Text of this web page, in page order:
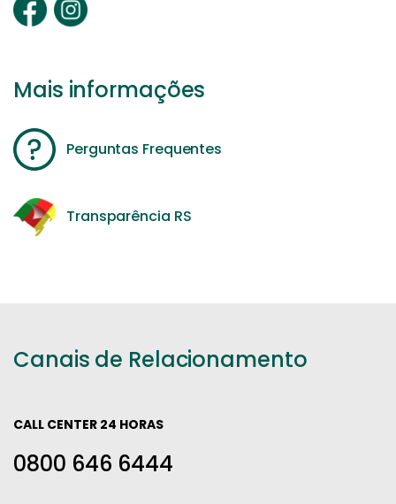
Mais informações
Perguntas Frequentes
Transparência RS
Canais de Relacionamento
CALL CENTER 24 HORAS
0800 646 6444